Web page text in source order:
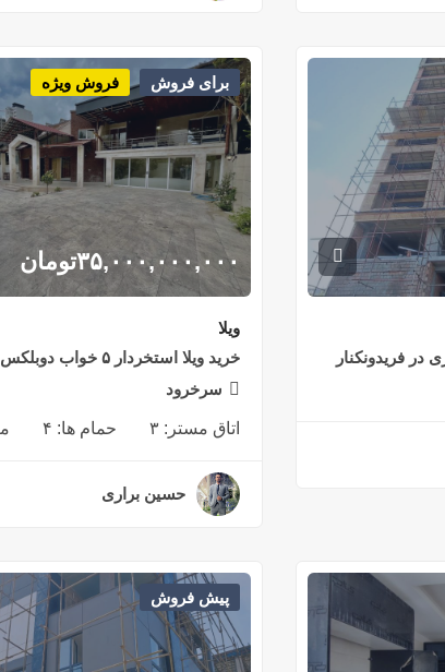
برای فروش فروش ویژه
۳۵,۰۰۰,۰۰۰,۰۰۰تومان
ویلا
خرید ویلا استخردار ۵ خواب دوبلکس
سرخرود
اتاق مستر: ۳ حمام ها: ۴
حسین براری
پیش فروش